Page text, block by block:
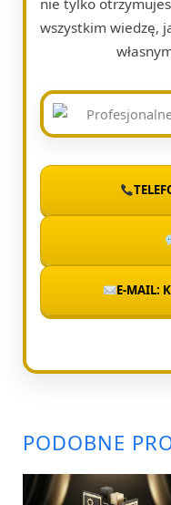
wszystkim wiedzę,
E-MAIL:
PODOBNE